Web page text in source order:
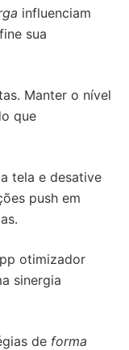
influenciam
sua
Manter o nível
que
tela e desative
push em
otimizador
sinergia
de forma